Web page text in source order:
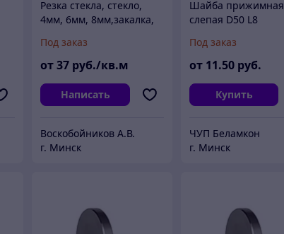
Резка стекла, стекло,
4мм, 6мм, 8мм,закалка,
Под заказ
от37 руб./кв.м
Написать
Воскобойников А.В.
г. Минск
Шайба прижимная
слепая D50 L8
Под заказ
от 11.50 руб.
Купить
ЧУП Беламкон
г. Минск